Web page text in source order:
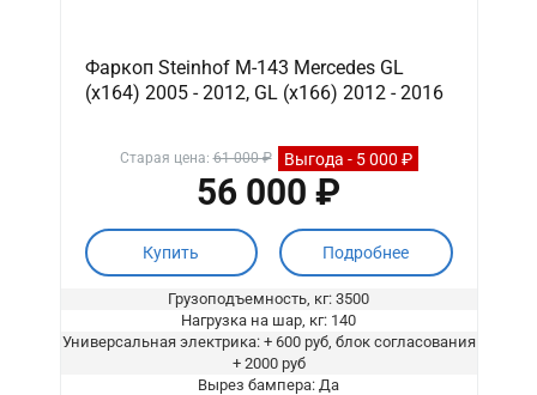
Фаркоп Steinhof M-143 Mercedes GL
(x164) 2005 - 2012, GL (x166) 2012 - 2016
Старая цена:61 000 ₽ Выгода - 5 000 ₽
56 000 ₽
Купить Подробнее
Грузоподъемность, кг: 3500
Нагрузка на шар, кг: 140
Универсальная электрика: + 600 руб, блок согласования
+ 2000 руб
Вырез бампера: Да